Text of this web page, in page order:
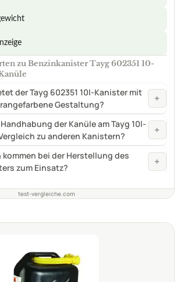
zu Benzinkanister Tayg 602351 10-
der Tayg 602351 10l-Kanister mit
Gestaltung?
+
der Kanüle am Tayg 10l-
zu anderen Kanistern?
+
bei der Herstellung des
zum Einsatz?
+
test-vergleiche.com